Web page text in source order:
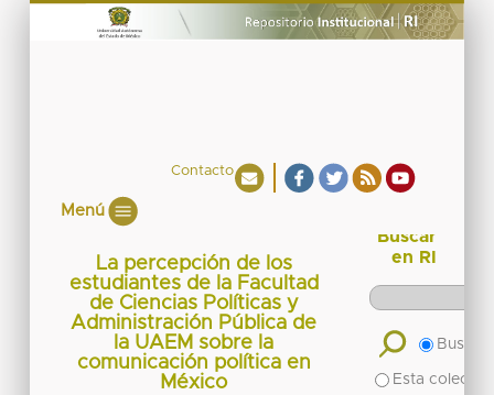
Contacto
Menú
La percepción de los
estudiantes de la Facultad
de Ciencias Políticas y
Administración Pública de
la UAEM sobre la
comunicación política en
México
Buscar
en RI
Buscar
Esta